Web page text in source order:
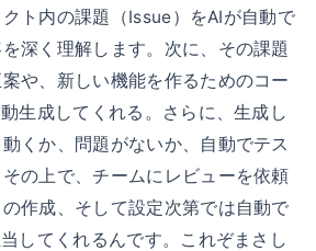
ト内の課題（Issue）をAIが自動で
深く理解します。次に、その課題
や、新しい機能を作るためのコー
生成してくれる。さらに、生成し
くか、問題がないか、自動でテス
の上で、チームにレビューを依頼
作成、そして設定次第では自動で
してくれるんです。これぞまさし